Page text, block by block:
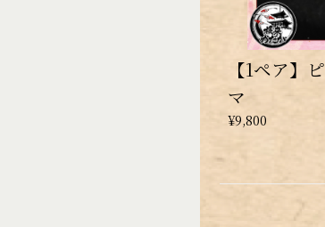
【1ペア】
マ
¥9,800